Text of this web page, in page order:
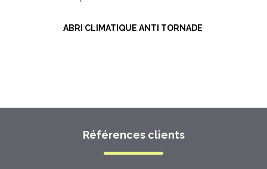
ABRI CLIMATIQUE ANTI TORNADE
Références clients